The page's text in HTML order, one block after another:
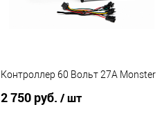
Контроллер 60 Вольт 27A Monster
2 750 руб. / шт